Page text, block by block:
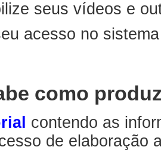
seus vídeos e
acesso no
como
contendo as
de elaboração